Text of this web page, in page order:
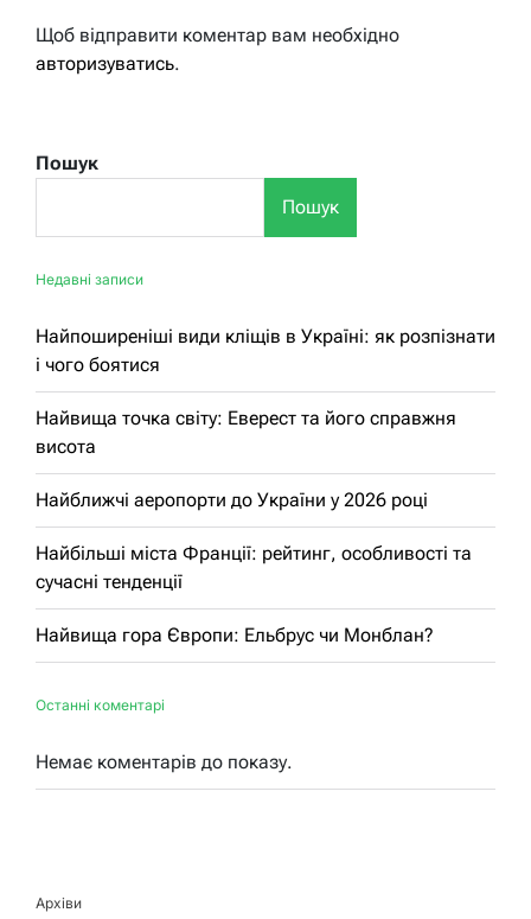
Щоб відправити коментар вам необхідно
авторизуватись.
Пошук
Пошук
Недавні записи
Найпоширеніші види кліщів в Україні: як розпізнати
і чого боятися
Найвища точка світу: Еверест та його справжня
висота
Найближчі аеропорти до України у 2026 році
Найбільші міста Франції: рейтинг, особливості та
сучасні тенденції
Найвища гора Європи: Ельбрус чи Монблан?
Останні коментарі
Немає коментарів до показу.
Архіви